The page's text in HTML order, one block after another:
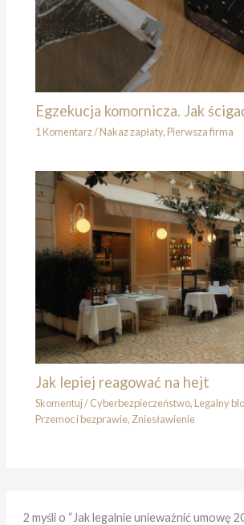
Egzekucja komornicza. Jak
1 Komentarz/Nakaz zapłaty, Pierwsza firma
Jak lepiej reagować na hejt
Skomentuj/Cyberbezpieczeństwo, Legalny
Przemoc i bezprawie, Zniesławienie
2 myśli o “Jak legalnie unieważnić umowę